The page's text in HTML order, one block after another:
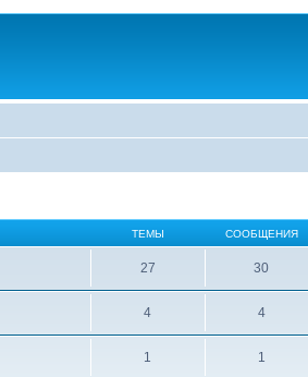
ТЕМЫ СООБЩЕНИЯ
27 30
4 4
1 1